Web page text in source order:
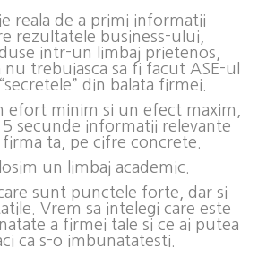
reala de a primi informatii
rezultatele business-ului,
intr-un limbaj prietenos,
nu trebuiasca sa fi facut ASE-ul
din balata firmei.
efort minim si un efect maxim,
secunde informatii relevante
ta, pe cifre concrete.
un limbaj academic.
sunt punctele forte, dar si
Vrem sa intelegi care este
a firmei tale si ce ai putea
ca s-o imbunatatesti.